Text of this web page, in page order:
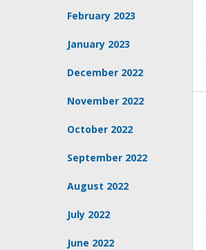
February 2023
January 2023
December 2022
November 2022
October 2022
September 2022
August 2022
July 2022
June 2022